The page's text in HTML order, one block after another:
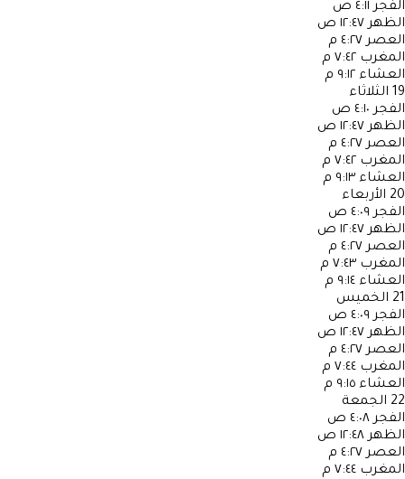
الفجر ٤:١١ ص
الظهر ١٢:٤٧ ص
العصر ٤:٢٧ م
المغرب ٧:٤٢ م
العشاء ٩:١٢ م
19 الثلاثاء
الفجر ٤:١٠ ص
الظهر ١٢:٤٧ ص
العصر ٤:٢٧ م
المغرب ٧:٤٢ م
العشاء ٩:١٣ م
20 الأربعاء
الفجر ٤:٠٩ ص
الظهر ١٢:٤٧ ص
العصر ٤:٢٧ م
المغرب ٧:٤٣ م
العشاء ٩:١٤ م
21 الخميس
الفجر ٤:٠٩ ص
الظهر ١٢:٤٧ ص
العصر ٤:٢٧ م
المغرب ٧:٤٤ م
العشاء ٩:١٥ م
22 الجمعة
الفجر ٤:٠٨ ص
الظهر ١٢:٤٨ ص
العصر ٤:٢٧ م
المغرب ٧:٤٤ م